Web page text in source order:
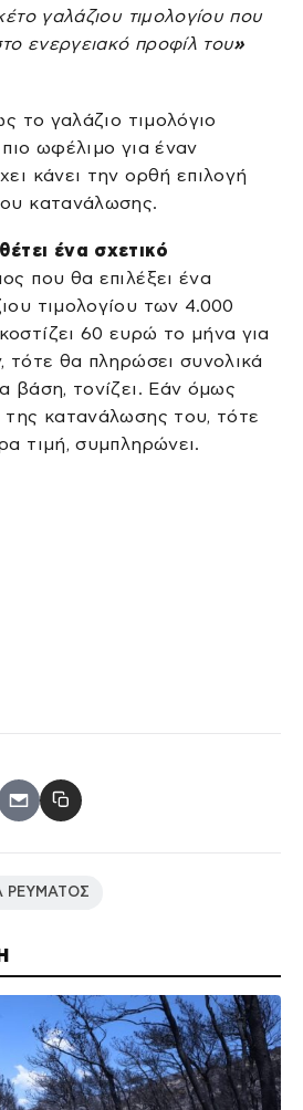
γαλάζιου τιμολογίου που
ενεργειακό προφίλ του»
το γαλάζιο τιμολόγιο
ωφέλιμο για έναν
κάνει την ορθή επιλογή
κατανάλωσης.
ένα σχετικό
που θα επιλέξει ένα
τιμολογίου των 4.000
60 ευρώ το μήνα για
τότε θα πληρώσει συνολικά
βάση, τονίζει. Εάν όμως
της κατανάλωσης του, τότε
τιμή, συμπληρώνει.
ΡΕΥΜΑΤΟΣ